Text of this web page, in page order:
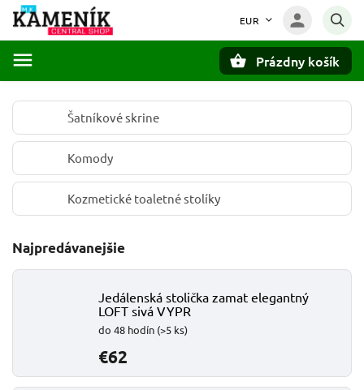
EUR
Prázdny košík
Šatníkové skrine
Komody
Kozmetické toaletné stolíky
Najpredávanejšie
Jedálenská stolička zamat elegantný
LOFT sivá VYPR
do 48 hodín (>5 ks)
€62